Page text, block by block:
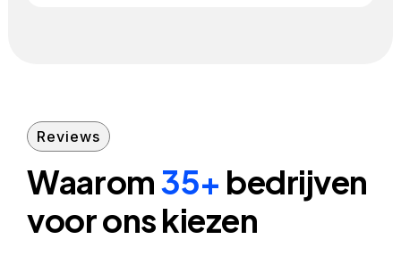
Reviews
Waarom35+ bedrijven
voor ons kiezen